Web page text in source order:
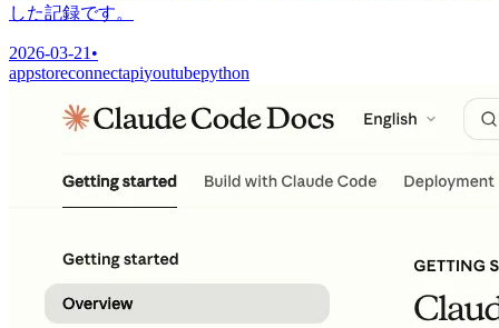
した記録です。
2026-03-21 •
appstoreconnectapiyoutubepython